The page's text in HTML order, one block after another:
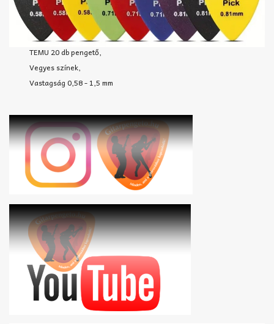
TEMU 20 db pengető,
Vegyes színek,
Vastagság 0,58 - 1,5 mm